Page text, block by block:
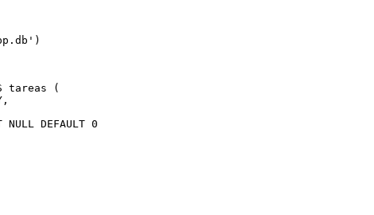
tareas (
NULL DEFAULT 0